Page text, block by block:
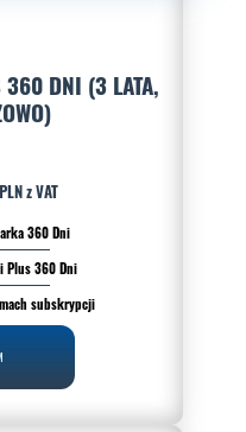
360 DNI (3 LATA,
PLN z VAT
360 Dni
Plus 360 Dni
subskrypcji